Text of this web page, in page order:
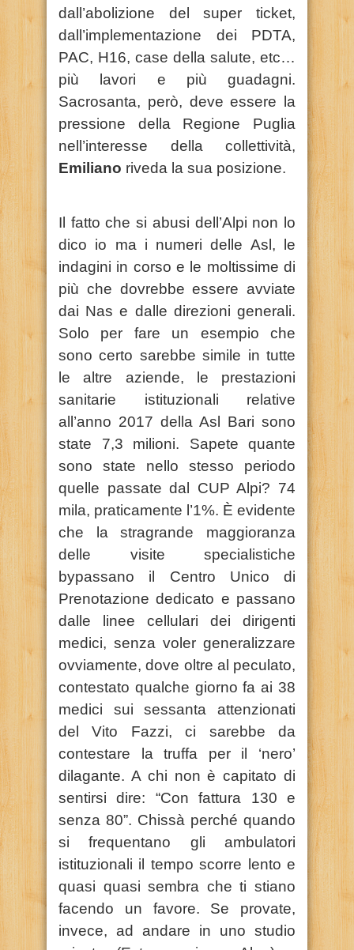
dall’abolizione del super ticket,
dall’implementazione dei PDTA,
PAC, H16, case della salute, etc…
più lavori e più guadagni.
Sacrosanta, però, deve essere la
pressione della Regione Puglia
nell’interesse della collettività,
Emiliano riveda la sua posizione.
Il fatto che si abusi dell’Alpi non lo
dico io ma i numeri delle Asl, le
indagini in corso e le moltissime di
più che dovrebbe essere avviate
dai Nas e dalle direzioni generali.
Solo per fare un esempio che
sono certo sarebbe simile in tutte
le altre aziende, le prestazioni
sanitarie istituzionali relative
all’anno 2017 della Asl Bari sono
state 7,3 milioni. Sapete quante
sono state nello stesso periodo
quelle passate dal CUP Alpi? 74
mila, praticamente l’1%. È evidente
che la stragrande maggioranza
delle visite specialistiche
bypassano il Centro Unico di
Prenotazione dedicato e passano
dalle linee cellulari dei dirigenti
medici, senza voler generalizzare
ovviamente, dove oltre al peculato,
contestato qualche giorno fa ai 38
medici sui sessanta attenzionati
del Vito Fazzi, ci sarebbe da
contestare la truffa per il ‘nero’
dilagante. A chi non è capitato di
sentirsi dire: “Con fattura 130 e
senza 80”. Chissà perché quando
si frequentano gli ambulatori
istituzionali il tempo scorre lento e
quasi quasi sembra che ti stiano
facendo un favore. Se provate,
invece, ad andare in uno studio